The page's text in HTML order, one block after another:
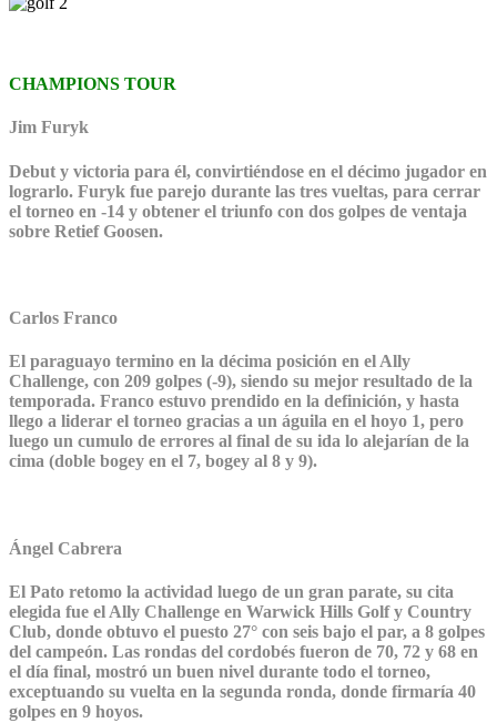
CHAMPIONS TOUR
Jim Furyk
Debut y victoria para él, convirtiéndose en el décimo jugador en
lograrlo. Furyk fue parejo durante las tres vueltas, para cerrar
el torneo en -14 y obtener el triunfo con dos golpes de ventaja
sobre Retief Goosen.
Carlos Franco
El paraguayo termino en la décima posición en el Ally
Challenge, con 209 golpes (-9), siendo su mejor resultado de la
temporada. Franco estuvo prendido en la definición, y hasta
llego a liderar el torneo gracias a un águila en el hoyo 1, pero
luego un cumulo de errores al final de su ida lo alejarían de la
cima (doble bogey en el 7, bogey al 8 y 9).
Ángel Cabrera
El Pato retomo la actividad luego de un gran parate, su cita
elegida fue el Ally Challenge en Warwick Hills Golf y Country
Club, donde obtuvo el puesto 27° con seis bajo el par, a 8 golpes
del campeón. Las rondas del cordobés fueron de 70, 72 y 68 en
el día final, mostró un buen nivel durante todo el torneo,
exceptuando su vuelta en la segunda ronda, donde firmaría 40
golpes en 9 hoyos.